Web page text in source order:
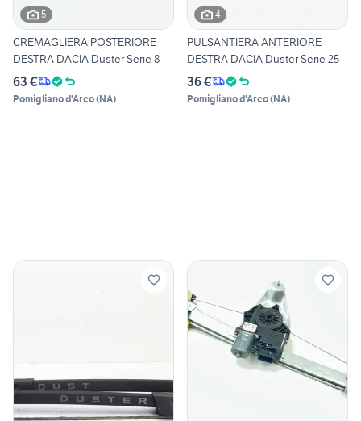
5
CREMAGLIERA POSTERIORE
DESTRA DACIA Duster Serie 8
63 €
Pomigliano d'Arco(NA)
4
PULSANTIERA ANTERIORE
DESTRA DACIA Duster Serie 25
36 €
Pomigliano d'Arco(NA)